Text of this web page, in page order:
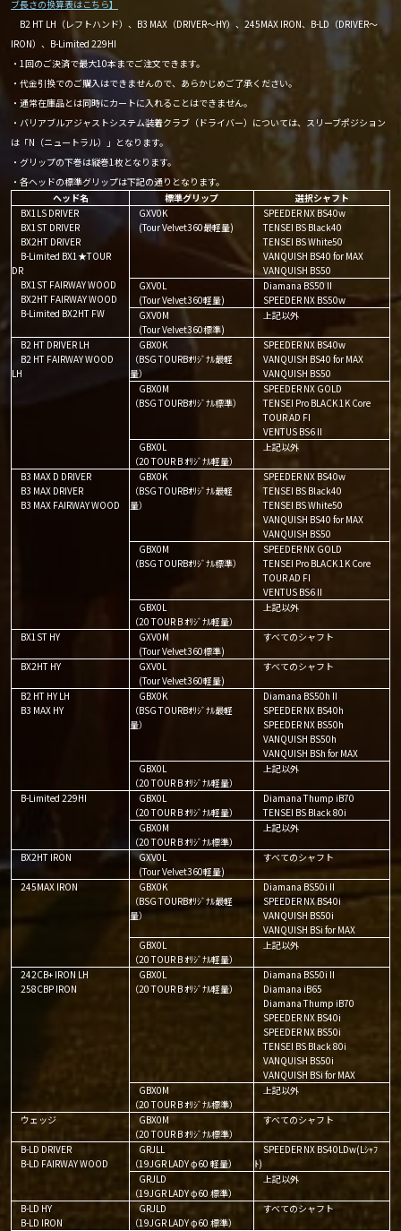
ブ長さの換算表はこちら】
B2 HT LH（レフトハンド）、B3 MAX（DRIVER～HY）、245MAX IRON、B-LD（DRIVER～
IRON）、B-Limited 229HI
・1回のご決済で最大10本までご注文できます。
・代金引換でのご購入はできませんので、あらかじめご了承ください。
・通常在庫品とは同時にカートに入れることはできません。
・バリアブルアジャストシステム装着クラブ（ドライバー）については、スリーブポジション
は「N（ニュートラル）」となります。
・グリップの下巻は縦巻1枚となります。
・各ヘッドの標準グリップは下記の通りとなります。
ヘッド名
標準グリップ
選択シャフト
BX1LS DRIVER
BX1ST DRIVER
BX2HT DRIVER
B-Limited BX1★TOUR
DR
BX1ST FAIRWAY WOOD
BX2HT FAIRWAY WOOD
B-Limited BX2HT FW
GXV0K
(Tour Velvet360最軽量)
SPEEDER NX BS40w
TENSEI BS Black40
TENSEI BS White50
VANQUISH BS40 for MAX
VANQUISH BS50
GXV0L
(Tour Velvet360軽量)
Diamana BS50Ⅱ
SPEEDER NX BS50w
GXV0M
(Tour Velvet360標準)
上記以外
B2 HT DRIVER LH
B2 HT FAIRWAY WOOD
LH
GBX0K
（BSG TOURBｵﾘｼﾞﾅﾙ最軽
量）
SPEEDER NX BS40w
VANQUISH BS40 for MAX
VANQUISH BS50
GBX0M
（BSG TOURBｵﾘｼﾞﾅﾙ標準）
SPEEDER NX GOLD
TENSEI Pro BLACK 1K Core
TOUR AD FI
VENTUS BS6Ⅱ
GBX0L
（20 TOUR B ｵﾘｼﾞﾅﾙ軽量）
上記以外
B3 MAX D DRIVER
B3 MAX DRIVER
B3 MAX FAIRWAY WOOD
GBX0K
（BSG TOURBｵﾘｼﾞﾅﾙ最軽
量）
SPEEDER NX BS40w
TENSEI BS Black40
TENSEI BS White50
VANQUISH BS40 for MAX
VANQUISH BS50
GBX0M
（BSG TOURBｵﾘｼﾞﾅﾙ標準）
SPEEDER NX GOLD
TENSEI Pro BLACK 1K Core
TOUR AD FI
VENTUS BS6Ⅱ
GBX0L
（20 TOUR B ｵﾘｼﾞﾅﾙ軽量）
上記以外
BX1ST HY
GXV0M
(Tour Velvet360標準)
すべてのシャフト
BX2HT HY
GXV0L
(Tour Velvet360軽量)
すべてのシャフト
B2 HT HY LH
B3 MAX HY
GBX0K
（BSG TOURBｵﾘｼﾞﾅﾙ最軽
量）
Diamana BS50hⅡ
SPEEDER NX BS40h
SPEEDER NX BS50h
VANQUISH BS50h
VANQUISH BSh for MAX
GBX0L
（20 TOUR B ｵﾘｼﾞﾅﾙ軽量）
上記以外
B-Limited 229HI
GBX0L
（20 TOUR B ｵﾘｼﾞﾅﾙ軽量）
Diamana Thump iB70
TENSEI BS Black 80i
GBX0M
（20 TOUR B ｵﾘｼﾞﾅﾙ標準）
上記以外
BX2HT IRON
GXV0L
(Tour Velvet360軽量)
すべてのシャフト
245MAX IRON
GBX0K
（BSG TOURBｵﾘｼﾞﾅﾙ最軽
量）
Diamana BS50iⅡ
SPEEDER NX BS40i
VANQUISH BS50i
VANQUISH BSi for MAX
GBX0L
（20 TOUR B ｵﾘｼﾞﾅﾙ軽量）
上記以外
242CB+ IRON LH
258CBP IRON
GBX0L
（20 TOUR B ｵﾘｼﾞﾅﾙ軽量）
Diamana BS50iⅡ
Diamana iB65
Diamana Thump iB70
SPEEDER NX BS40i
SPEEDER NX BS50i
TENSEI BS Black 80i
VANQUISH BS50i
VANQUISH BSi for MAX
GBX0M
（20 TOUR B ｵﾘｼﾞﾅﾙ標準）
上記以外
ウェッジ
GBX0M
（20 TOUR B ｵﾘｼﾞﾅﾙ標準）
すべてのシャフト
B-LD DRIVER
B-LD FAIRWAY WOOD
GRJLL
（19JGR LADY φ60 軽量）
SPEEDER NX BS40LDw(Lｼｬﾌ
ﾄ)
GRJLD
（19JGR LADY φ60 標準）
上記以外
B-LD HY
B-LD IRON
GRJLD
（19JGR LADY φ60 標準）
すべてのシャフト